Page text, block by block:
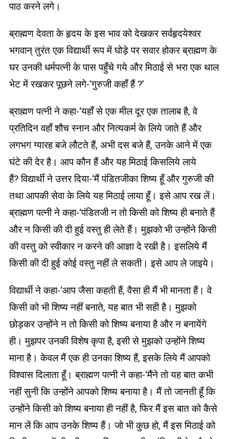
पाठ करने लगे।
ब्राह्मण देवता के हृदय के इस भाव को देखकर सर्वहृदयेश्वर
भगवान् तुरंत एक विद्यार्थी रूप में घोड़े पर सवार होकर ब्राह्मण के
घर उनकी धर्मपत्नी के पास पहुँचे गये और मिठाई से भरा एक थाल
भेट में रखकर पूछने लगे-‘गुरुजी कहाँ हैं ?’
ब्राह्मण पत्नी ने कहा-‘यहाँ से एक मील दूर एक तालाब है, वे
प्रतिदिन वहाँ शौच स्नान और नित्यकर्म के लिये जाते हैं और
लगभग ग्यारह बजे लौटते हैं, अभी दस बजे हैं, उनके आने में एक
घंटे की देर है। आप कौन हैं और यह मिठाई किसलिये लाये
हैं? विद्यार्थी ने उत्तर दिया-‘मैं पंडितजीका शिष्य हूँ और गुरुजी की
तथा आपकी सेवा के लिये यह मिठाई लाया हूँ। इसे आप रख लें।
ब्राह्मण पत्नी ने कहा-‘पंडितजी न तो किसी को शिष्य ही बनाते हैं
और न किसी की दी हुई वस्तु ही लेते हैं। मुझको भी उन्होंने किसी
की वस्तु को स्वीकार न करने की आज्ञा दे रखी है। इसलिये मैं
किसी की दी हुई कोई वस्तु नहीं ले सकती। इसे आप ले जाइये।
विद्यार्थी ने कहा-‘आप जैसा कहती हैं, वैसा ही मैं भी मानता हैं। वे
किसी को भी शिष्य नहीं बनाते, यह बात भी सही है। मुझको
छोड़कर उन्होंने न तो किसी को शिष्य बनाया है और न बनायेंगे
ही। मुझपर उनकी विशेष कृपा है, इसी से मुझको उन्होंने शिष्य
माना है। केवल मैं एक ही उनका शिष्य हैं, इसके लिये मैं आपको
विश्वास दिलाता हूँ। ब्राह्मण पत्नी ने कहा-‘मैंने तो यह बात कभी
नहीं सुनी कि उन्होंने आपको शिष्य बनाया है। मैं तो जानती हूँ कि
उन्होंने किसी को शिष्य बनाया ही नहीं है, फिर मैं इस बात को कैसे
मान लें कि आप उनके शिष्य हैं। जो भी कुछ हो, मैं इस मिठाई को